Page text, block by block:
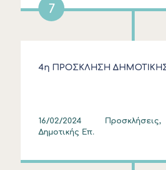
7
4η ΠΡΟΣΚΛΗΣΗ
16/02/2024
Δημοτικής Επ.